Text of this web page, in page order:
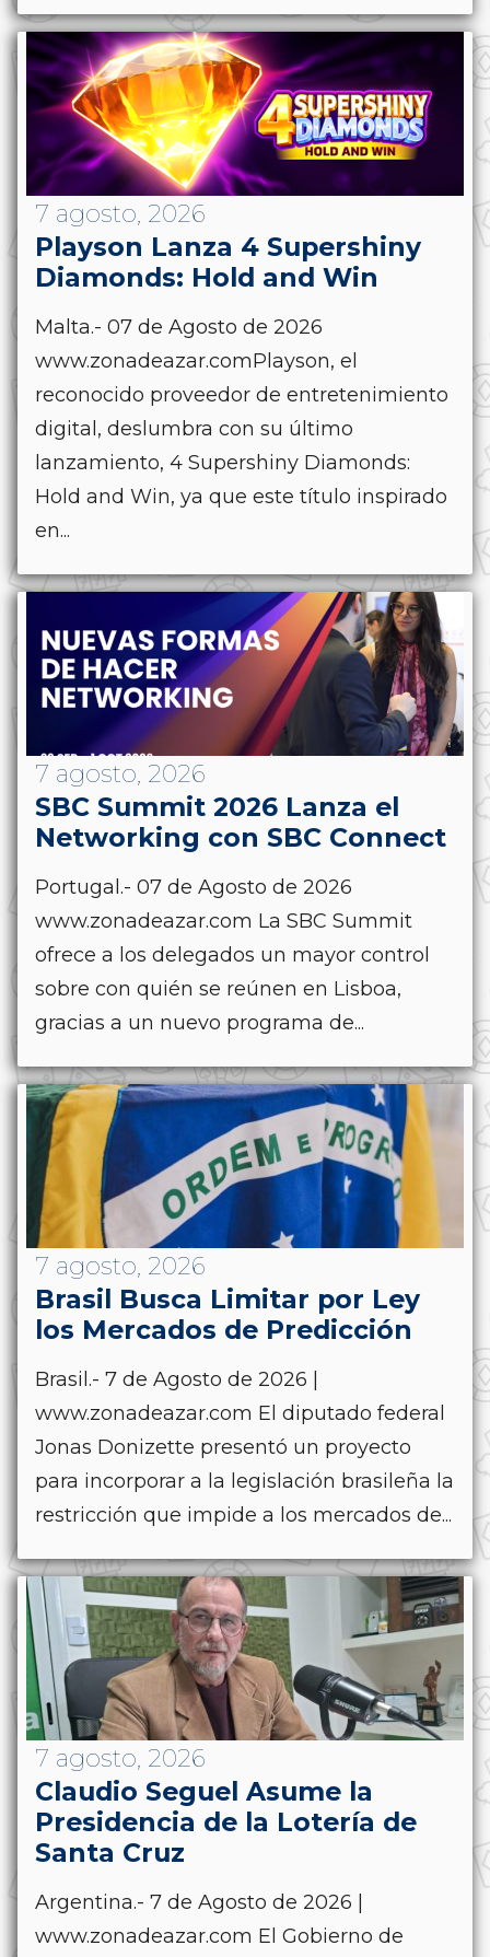
7 agosto, 2026
Playson Lanza 4 Supershiny
Diamonds: Hold and Win
Malta.- 07 de Agosto de 2026
www.zonadeazar.comPlayson, el
reconocido proveedor de entretenimiento
digital, deslumbra con su último
lanzamiento, 4 Supershiny Diamonds:
Hold and Win, ya que este título inspirado
en...
7 agosto, 2026
SBC Summit 2026 Lanza el
Networking con SBC Connect
Portugal.- 07 de Agosto de 2026
www.zonadeazar.com La SBC Summit
ofrece a los delegados un mayor control
sobre con quién se reúnen en Lisboa,
gracias a un nuevo programa de...
7 agosto, 2026
Brasil Busca Limitar por Ley
los Mercados de Predicción
Brasil.- 7 de Agosto de 2026 |
www.zonadeazar.com El diputado federal
Jonas Donizette presentó un proyecto
para incorporar a la legislación brasileña la
restricción que impide a los mercados de...
7 agosto, 2026
Claudio Seguel Asume la
Presidencia de la Lotería de
Santa Cruz
Argentina.- 7 de Agosto de 2026 |
www.zonadeazar.com El Gobierno de